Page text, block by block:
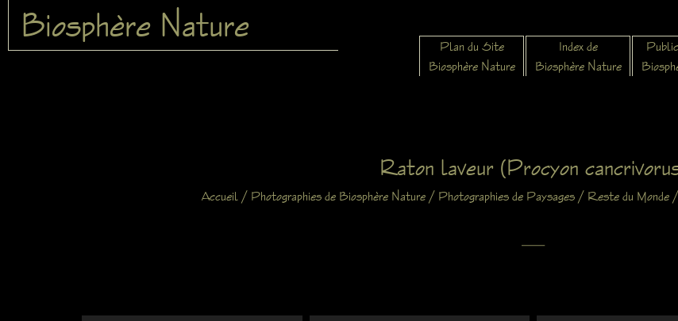
Biosphère Nature
Plan du Site
Biosphère Nature
Index de
Biosphère Nature
Raton laveur (Procyon
Accueil / Photographies de Biosphère Nature / Photographies de Paysages / Reste du Monde
X